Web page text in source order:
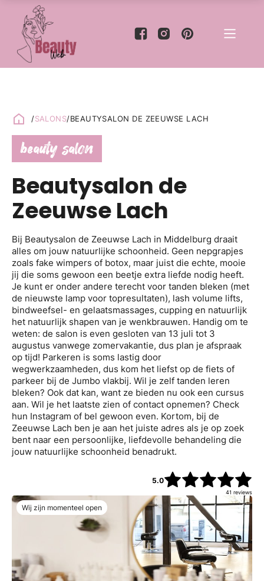
/SALONS/BEAUTYSALON DE ZEEUWSE LACH
Wij zijn momenteel open
beauty salon
Beautysalon de
Zeeuwse Lach
Bij Beautysalon de Zeeuwse Lach in Middelburg draait
alles om jouw natuurlijke schoonheid. Geen nepgrapjes
zoals fake wimpers of botox, maar juist die echte, mooie
jij die soms gewoon een beetje extra liefde nodig heeft.
Je kunt er onder andere terecht voor tanden bleken (met
de nieuwste lamp voor topresultaten), lash volume lifts,
bindweefsel- en gelaatsmassages, cupping en natuurlijk
het natuurlijk shapen van je wenkbrauwen. Handig om te
weten: de salon is even gesloten van 13 juli tot 3
augustus vanwege zomervakantie, dus plan je afspraak
op tijd! Parkeren is soms lastig door
wegwerkzaamheden, dus kom het liefst op de fiets of
parkeer bij de Jumbo vlakbij. Wil je zelf tanden leren
bleken? Ook dat kan, want ze bieden nu ook een cursus
aan. Wil je het laatste zien of contact opnemen? Check
hun Instagram of bel gewoon even. Kortom, bij de
Zeeuwse Lach ben je aan het juiste adres als je op zoek
bent naar een persoonlijke, liefdevolle behandeling die
jouw natuurlijke schoonheid benadrukt.
5.0
41 reviews